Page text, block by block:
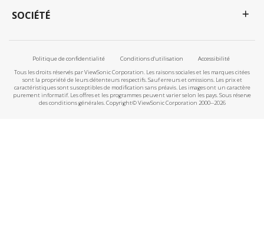
SOCIÉTÉ
Politique de confidentialité Conditions d'utilisation
Accessibilité
Tous les droits réservés par ViewSonic Corporation. Les raisons sociales et les marques citées
sont la propriété de leurs détenteurs respectifs. Sauf erreurs et omissions. Les prix et
caractéristiques sont susceptibles de modification sans préavis. Les images ont un caractère
purement informatif. Les offres et les programmes peuvent varier selon les pays. Sous réserve
des conditions générales. Copyright© ViewSonic Corporation 2000--2026